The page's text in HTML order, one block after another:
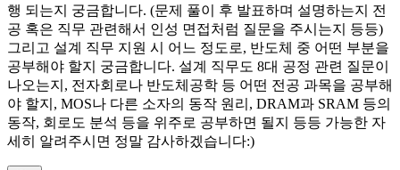
행 되는지 궁금합니다. (문제 풀이 후 발표하며 설명하는지 전
공 혹은 직무 관련해서 인성 면접처럼 질문을 주시는지 등등)
그리고 설계 직무 지원 시 어느 정도로, 반도체 중 어떤 부분을
공부해야 할지 궁금합니다. 설계 직무도 8대 공정 관련 질문이
나오는지, 전자회로나 반도체공학 등 어떤 전공 과목을 공부해
야 할지, MOS나 다른 소자의 동작 원리, DRAM과 SRAM 등의
동작, 회로도 분석 등을 위주로 공부하면 될지 등등 가능한 자
세히 알려주시면 정말 감사하겠습니다:)